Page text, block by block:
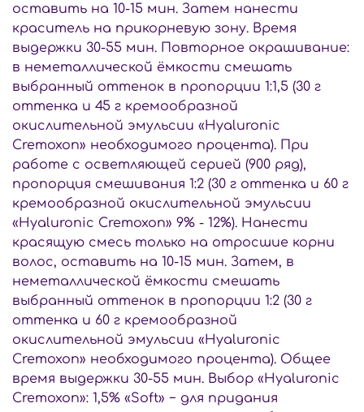
оставить на 10-15 мин. Затем нанести
краситель на прикорневую зону. Время
выдержки 30-55 мин. Повторное окрашивание:
в неметаллической ёмкости смешать
выбранный оттенок в пропорции 1:1,5 (30 г
оттенка и 45 г кремообразной
окислительной эмульсии «Hyaluronic
Cremoxon» необходимого процента). При
работе с осветляющей серией (900 ряд),
пропорция смешивания 1:2 (30 г оттенка и 60 г
кремообразной окислительной эмульсии
«Hyaluronic Cremoxon» 9% - 12%). Нанести
красящую смесь только на отросшие корни
волос, оставить на 10-15 мин. Затем, в
неметаллической ёмкости смешать
выбранный оттенок в пропорции 1:2 (30 г
оттенка и 60 г кремообразной
окислительной эмульсии «Hyaluronic
Cremoxon» необходимого процента). Общее
время выдержки 30-55 мин. Выбор «Hyaluronic
Cremoxon»: 1,5% «Soft» − для придания